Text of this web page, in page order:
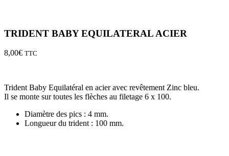
TRIDENT BABY EQUILATERAL ACIER
8,00€ TTC
Trident Baby Equilatéral en acier avec revêtement Zinc bleu.
Il se monte sur toutes les flèches au filetage 6 x 100.
Diamètre des pics : 4 mm.
Longueur du trident : 100 mm.